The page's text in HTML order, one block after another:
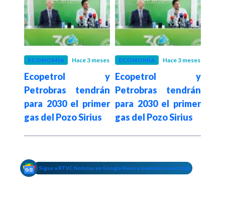
ECONOMÍA Hace 3 meses
Ecopetrol y
Petrobras tendrán
para 2030 el primer
gas del Pozo Sirius
ECONOMÍA Hace 3 meses
Ecopetrol y
Petrobras tendrán
para 2030 el primer
gas del Pozo Sirius
Sigue a RTVC Noticias en Google News y mantente conectado